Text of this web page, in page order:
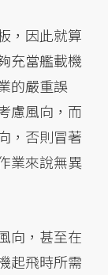
，因此就算
充當艦載機
的嚴重誤
慮風向，而
，否則冒著
業來說無異
向，甚至在
起飛時所需